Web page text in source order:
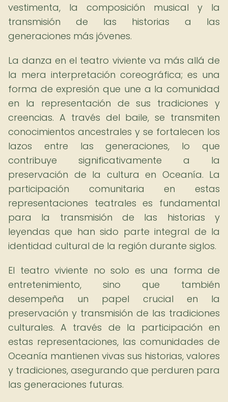
vestimenta, la composición musical y la
transmisión de las historias a las
generaciones más jóvenes.
La danza en el teatro viviente va más allá de
la mera interpretación coreográfica; es una
forma de expresión que une a la comunidad
en la representación de sus tradiciones y
creencias. A través del baile, se transmiten
conocimientos ancestrales y se fortalecen los
lazos entre las generaciones, lo que
contribuye significativamente a la
preservación de la cultura en Oceanía. La
participación comunitaria en estas
representaciones teatrales es fundamental
para la transmisión de las historias y
leyendas que han sido parte integral de la
identidad cultural de la región durante siglos.
El teatro viviente no solo es una forma de
entretenimiento, sino que también
desempeña un papel crucial en la
preservación y transmisión de las tradiciones
culturales. A través de la participación en
estas representaciones, las comunidades de
Oceanía mantienen vivas sus historias, valores
y tradiciones, asegurando que perduren para
las generaciones futuras.